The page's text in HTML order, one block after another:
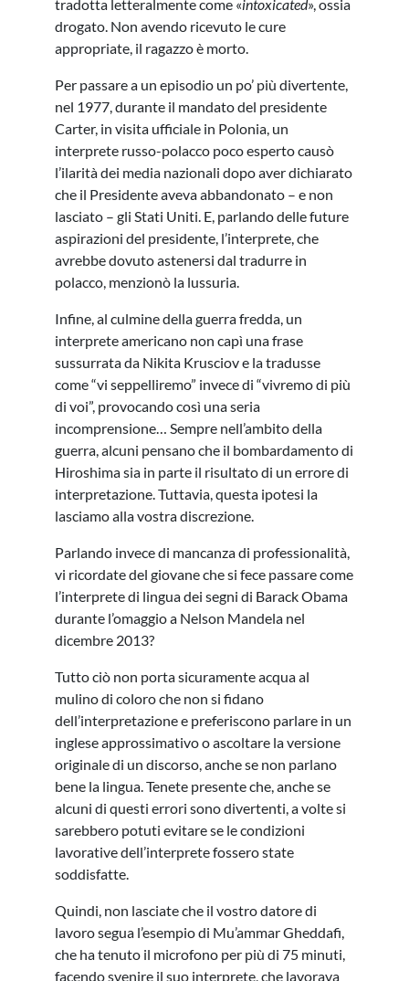
tradotta letteralmente come «intoxicated», ossia
drogato. Non avendo ricevuto le cure
appropriate, il ragazzo è morto.
Per passare a un episodio un po’ più divertente,
nel 1977, durante il mandato del presidente
Carter, in visita ufficiale in Polonia, un
interprete russo-polacco poco esperto causò
l’ilarità dei media nazionali dopo aver dichiarato
che il Presidente aveva abbandonato – e non
lasciato – gli Stati Uniti. E, parlando delle future
aspirazioni del presidente, l’interprete, che
avrebbe dovuto astenersi dal tradurre in
polacco, menzionò la lussuria.
Infine, al culmine della guerra fredda, un
interprete americano non capì una frase
sussurrata da Nikita Krusciov e la tradusse
come “vi seppelliremo” invece di “vivremo di più
di voi”, provocando così una seria
incomprensione… Sempre nell’ambito della
guerra, alcuni pensano che il bombardamento di
Hiroshima sia in parte il risultato di un errore di
interpretazione. Tuttavia, questa ipotesi la
lasciamo alla vostra discrezione.
Parlando invece di mancanza di professionalità,
vi ricordate del giovane che si fece passare come
l’interprete di lingua dei segni di Barack Obama
durante l’omaggio a Nelson Mandela nel
dicembre 2013?
Tutto ciò non porta sicuramente acqua al
mulino di coloro che non si fidano
dell’interpretazione e preferiscono parlare in un
inglese approssimativo o ascoltare la versione
originale di un discorso, anche se non parlano
bene la lingua. Tenete presente che, anche se
alcuni di questi errori sono divertenti, a volte si
sarebbero potuti evitare se le condizioni
lavorative dell’interprete fossero state
soddisfatte.
Quindi, non lasciate che il vostro datore di
lavoro segua l’esempio di Mu’ammar Gheddafi,
che ha tenuto il microfono per più di 75 minuti,
facendo svenire il suo interprete, che lavorava